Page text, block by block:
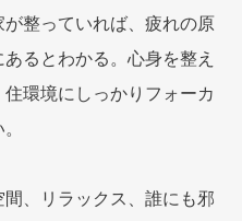
整っていれば、疲れの原
るとわかる。心身を整え
環境にしっかりフォーカ
間、リラックス、誰にも邪